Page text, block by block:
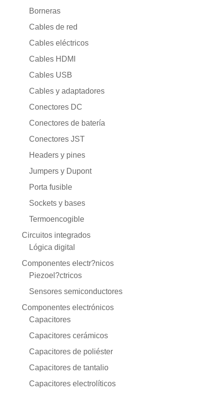
Borneras
Cables de red
Cables eléctricos
Cables HDMI
Cables USB
Cables y adaptadores
Conectores DC
Conectores de batería
Conectores JST
Headers y pines
Jumpers y Dupont
Porta fusible
Sockets y bases
Termoencogible
Circuitos integrados
Lógica digital
Componentes electr?nicos
Piezoel?ctricos
Sensores semiconductores
Componentes electrónicos
Capacitores
Capacitores cerámicos
Capacitores de poliéster
Capacitores de tantalio
Capacitores electrolíticos